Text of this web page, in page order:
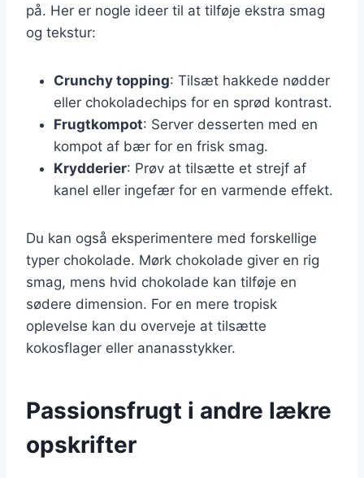
på. Her er nogle ideer til at tilføje ekstra smag
og tekstur:
Crunchy topping: Tilsæt hakkede nødder
eller chokoladechips for en sprød kontrast.
Frugtkompot: Server desserten med en
kompot af bær for en frisk smag.
Krydderier: Prøv at tilsætte et strejf af
kanel eller ingefær for en varmende effekt.
Du kan også eksperimentere med forskellige
typer chokolade. Mørk chokolade giver en rig
smag, mens hvid chokolade kan tilføje en
sødere dimension. For en mere tropisk
oplevelse kan du overveje at tilsætte
kokosflager eller ananasstykker.
Passionsfrugt i andre lækre
opskrifter